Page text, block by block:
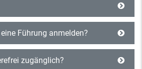
Führung anmelden?
zugänglich?